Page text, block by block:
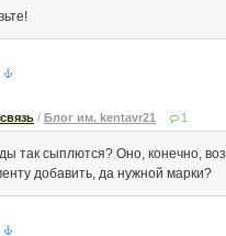
/ Блог им. kentavr21 1
так сыплются? Оно, конечно,
добавить, да нужной марки?